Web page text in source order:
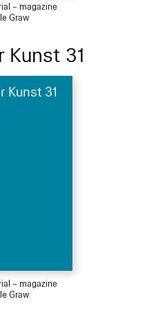
– magazine
Graw
Kunst 31
Kunst 31
– magazine
Graw